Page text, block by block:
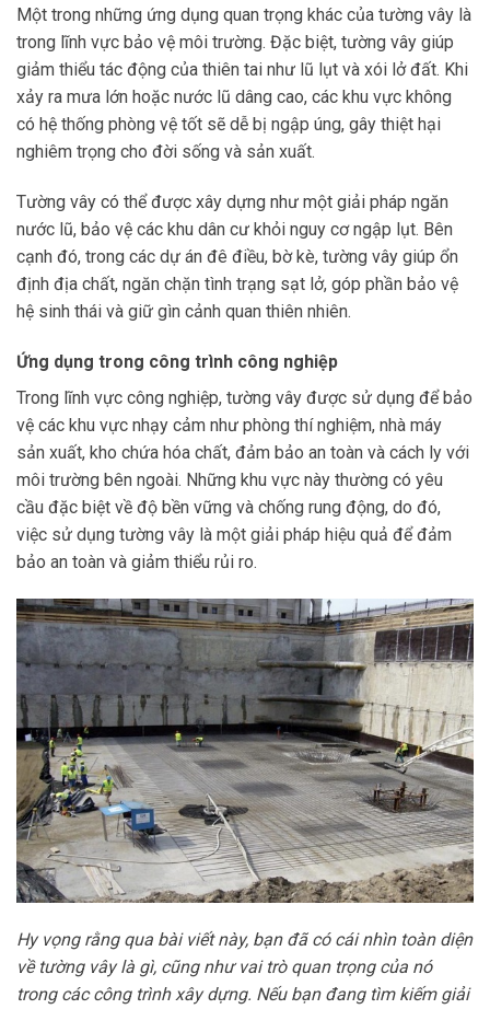
Một trong những ứng dụng quan trọng khác của tường vây là
trong lĩnh vực bảo vệ môi trường. Đặc biệt, tường vây giúp
giảm thiểu tác động của thiên tai như lũ lụt và xói lở đất. Khi
xảy ra mưa lớn hoặc nước lũ dâng cao, các khu vực không
có hệ thống phòng vệ tốt sẽ dễ bị ngập úng, gây thiệt hại
nghiêm trọng cho đời sống và sản xuất.
Tường vây có thể được xây dựng như một giải pháp ngăn
nước lũ, bảo vệ các khu dân cư khỏi nguy cơ ngập lụt. Bên
cạnh đó, trong các dự án đê điều, bờ kè, tường vây giúp ổn
định địa chất, ngăn chặn tình trạng sạt lở, góp phần bảo vệ
hệ sinh thái và giữ gìn cảnh quan thiên nhiên.
Ứng dụng trong công trình công nghiệp
Trong lĩnh vực công nghiệp, tường vây được sử dụng để bảo
vệ các khu vực nhạy cảm như phòng thí nghiệm, nhà máy
sản xuất, kho chứa hóa chất, đảm bảo an toàn và cách ly với
môi trường bên ngoài. Những khu vực này thường có yêu
cầu đặc biệt về độ bền vững và chống rung động, do đó,
việc sử dụng tường vây là một giải pháp hiệu quả để đảm
bảo an toàn và giảm thiểu rủi ro.
Hy vọng rằng qua bài viết này, bạn đã có cái nhìn toàn diện
về tường vây là gì, cũng như vai trò quan trọng của nó
trong các công trình xây dựng. Nếu bạn đang tìm kiếm giải